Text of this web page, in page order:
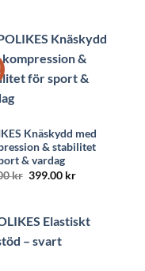
399.00 kr. 299.00 kr.
Knäskydd med
& stabilitet
& vardag
kr Det
499.00 kr.
399.00 krDet
399.00 kr.